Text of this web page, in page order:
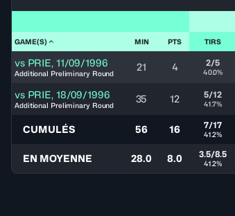
GAME(S) MIN PTS TIRS
vs PRIE, 11/09/1996
Additional Preliminary Round
21 4 2/5
40.0%
vs PRIE, 18/09/1996
Additional Preliminary Round
35 12 5/12
41.7%
CUMULÉS 56 16 7/17
41.2%
EN MOYENNE 28.0 8.0 3.5/8.5
41.2%